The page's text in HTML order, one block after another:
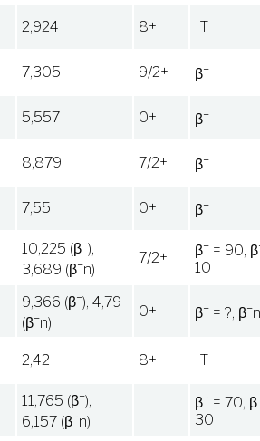
2,924 8+ IT
7,305 9/2+ β−
5,557 0+ β−
8,879 7/2+ β−
7,55 0+ β−
10,225 (β−),
3,689 (β−n)
7/2+ β− = 90, β
10
9,366 (β−), 4,79
(β−n)
0+ β− = ?, β−
2,42 8+ IT
11,765 (β−),
6,157 (β−n)
β− = 70, β
30